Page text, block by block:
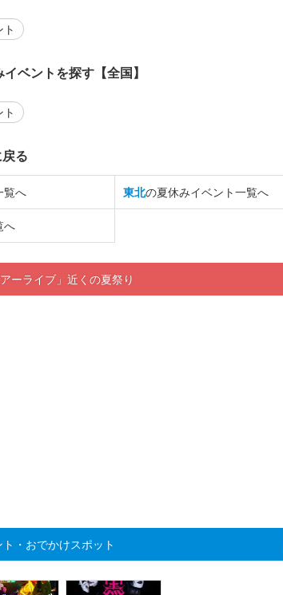
ベントを探す【全国】
る
覧へ 東北の夏休みイベント一覧へ
へ
ーライブ」近くの夏祭り
・おでかけスポット